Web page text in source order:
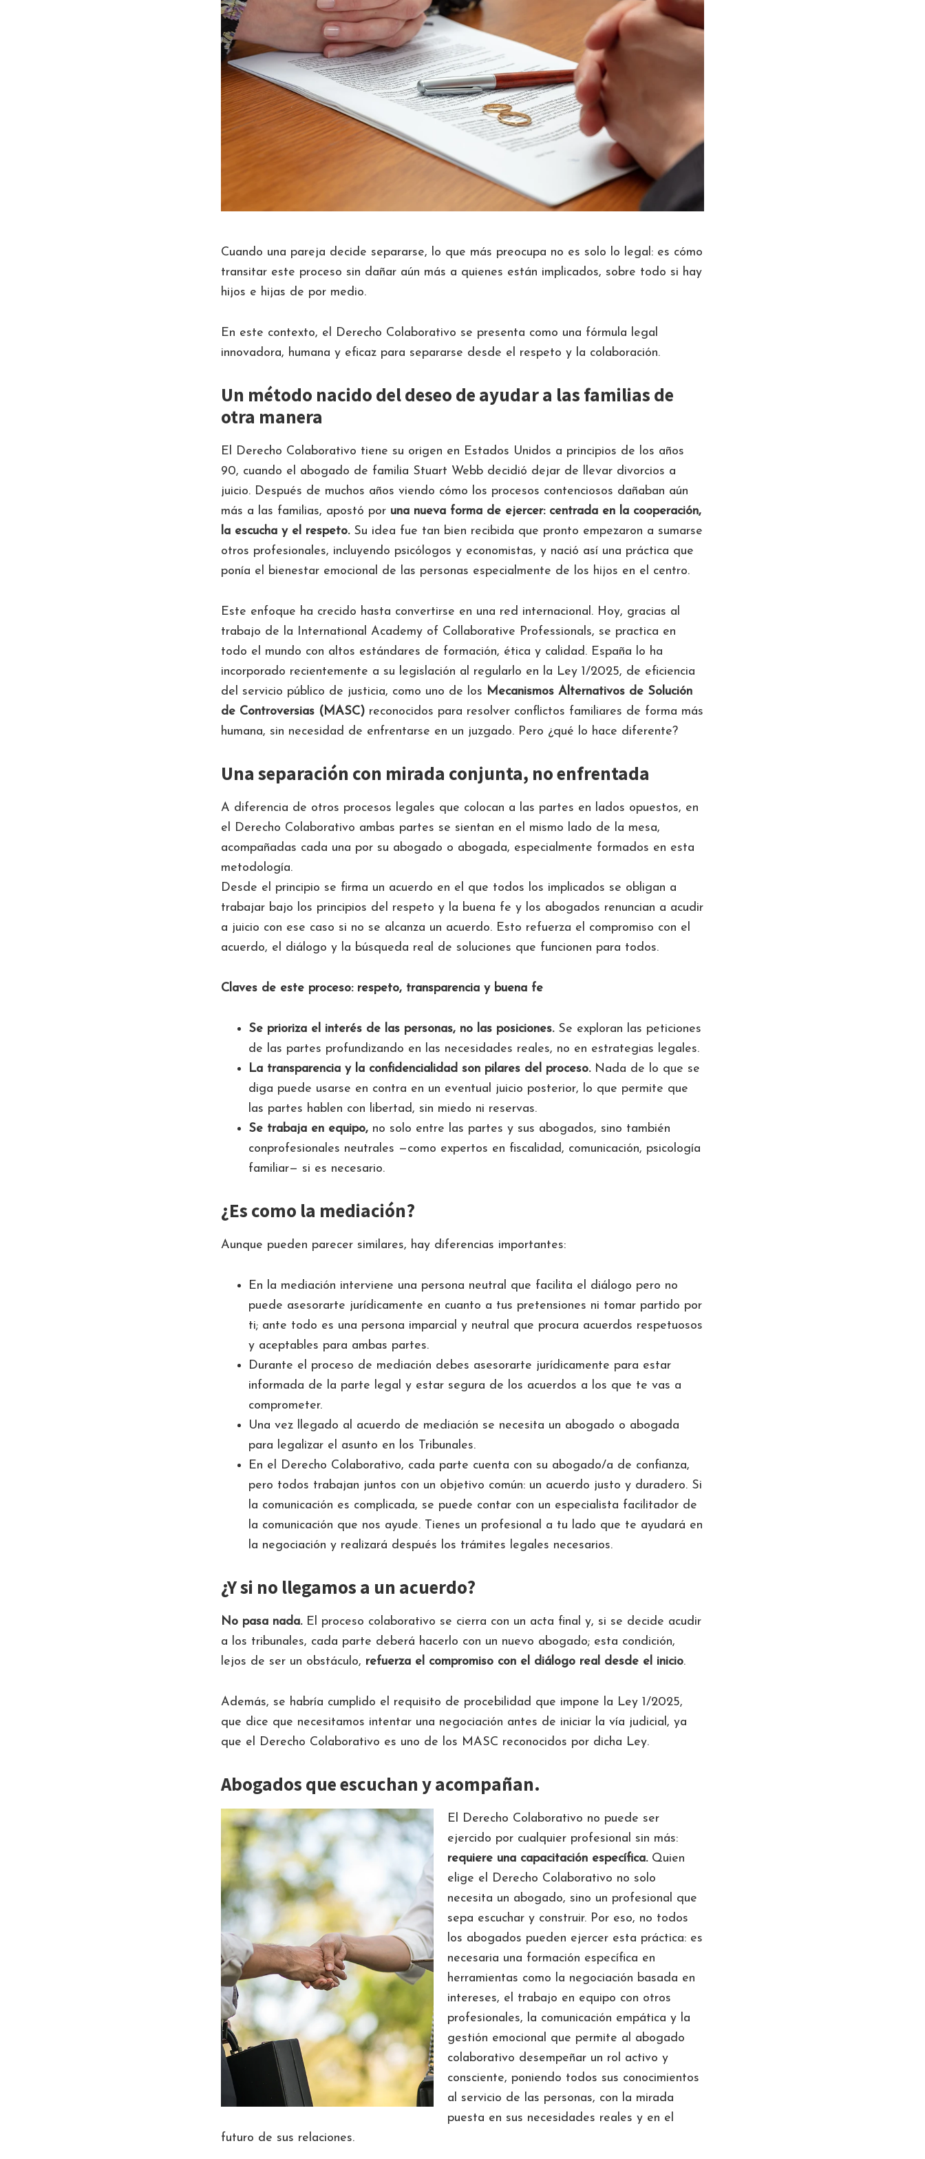
Cuando una pareja decide separarse, lo que más preocupa no es solo lo legal: es cómo
transitar este proceso sin dañar aún más a quienes están implicados, sobre todo si hay
hijos e hijas de por medio.
En este contexto, el Derecho Colaborativo se presenta como una fórmula legal
innovadora, humana y eficaz para separarse desde el respeto y la colaboración.
Un método nacido del deseo de ayudar a las familias de
otra manera
El Derecho Colaborativo tiene su origen en Estados Unidos a principios de los años
90, cuando el abogado de familia Stuart Webb decidió dejar de llevar divorcios a
juicio. Después de muchos años viendo cómo los procesos contenciosos dañaban aún
más a las familias, apostó por una nueva forma de ejercer: centrada en la cooperación,
la escucha y el respeto.Su idea fue tan bien recibida que pronto empezaron a sumarse
otros profesionales, incluyendo psicólogos y economistas, y nació así una práctica que
ponía el bienestar emocional de las personas especialmente de los hijos en el centro.
Este enfoque ha crecido hasta convertirse en una red internacional. Hoy, gracias al
trabajo de la International Academy of Collaborative Professionals, se practica en
todo el mundo con altos estándares de formación, ética y calidad. España lo ha
incorporado recientemente a su legislación al regularlo en la Ley 1/2025, de eficiencia
del servicio público de justicia, como uno de los Mecanismos Alternativos de Solución
de Controversias (MASC) reconocidos para resolver conflictos familiares de forma más
humana, sin necesidad de enfrentarse en un juzgado. Pero ¿qué lo hace diferente?
Una separación con mirada conjunta, no enfrentada
A diferencia de otros procesos legales que colocan a las partes en lados opuestos, en
el Derecho Colaborativo ambas partes se sientan en el mismo lado de la mesa,
acompañadas cada una por su abogado o abogada, especialmente formados en esta
metodología.
Desde el principio se firma un acuerdo en el que todos los implicados se obligan a
trabajar bajo los principios del respeto y la buena fe y los abogados renuncian a acudir
a juicio con ese caso si no se alcanza un acuerdo. Esto refuerza el compromiso con el
acuerdo, el diálogo y la búsqueda real de soluciones que funcionen para todos.
Claves de este proceso: respeto, transparencia y buena fe
Se prioriza el interés de las personas, no las posiciones.Se exploran las peticiones
de las partes profundizando en las necesidades reales, no en estrategias legales.
La transparencia y la confidencialidad son pilares del proceso.Nada de lo que se
diga puede usarse en contra en un eventual juicio posterior, lo que permite que
las partes hablen con libertad, sin miedo ni reservas.
Se trabaja en equipo, no solo entre las partes y sus abogados, sino también
conprofesionales neutrales —como expertos en fiscalidad, comunicación, psicología
familiar— si es necesario.
¿Es como la mediación?
Aunque pueden parecer similares, hay diferencias importantes:
En la mediación interviene una persona neutral que facilita el diálogo pero no
puede asesorarte jurídicamente en cuanto a tus pretensiones ni tomar partido por
ti; ante todo es una persona imparcial y neutral que procura acuerdos respetuosos
y aceptables para ambas partes.
Durante el proceso de mediación debes asesorarte jurídicamente para estar
informada de la parte legal y estar segura de los acuerdos a los que te vas a
comprometer.
Una vez llegado al acuerdo de mediación se necesita un abogado o abogada
para legalizar el asunto en los Tribunales.
En el Derecho Colaborativo, cada parte cuenta con su abogado/a de confianza,
pero todos trabajan juntos con un objetivo común: un acuerdo justo y duradero. Si
la comunicación es complicada, se puede contar con un especialista facilitador de
la comunicación que nos ayude. Tienes un profesional a tu lado que te ayudará en
la negociación y realizará después los trámites legales necesarios.
¿Y si no llegamos a un acuerdo?
No pasa nada.El proceso colaborativo se cierra con un acta final y, si se decide acudir
a los tribunales, cada parte deberá hacerlo con un nuevo abogado; esta condición,
lejos de ser un obstáculo, refuerza el compromiso con el diálogo real desde el inicio.
Además, se habría cumplido el requisito de procebilidad que impone la Ley 1/2025,
que dice que necesitamos intentar una negociación antes de iniciar la vía judicial, ya
que el Derecho Colaborativo es uno de los MASC reconocidos por dicha Ley.
Abogados que escuchan y acompañan.
El Derecho Colaborativo no puede ser
ejercido por cualquier profesional sin más:
requiere una capacitación específica.Quien
elige el Derecho Colaborativo no solo
necesita un abogado, sino un profesional que
sepa escuchar y construir. Por eso, no todos
los abogados pueden ejercer esta práctica: es
necesaria una formación específica en
herramientas como la negociación basada en
intereses, el trabajo en equipo con otros
profesionales, la comunicación empática y la
gestión emocional que permite al abogado
colaborativo desempeñar un rol activo y
consciente, poniendo todos sus conocimientos
al servicio de las personas, con la mirada
puesta en sus necesidades reales y en el
futuro de sus relaciones.